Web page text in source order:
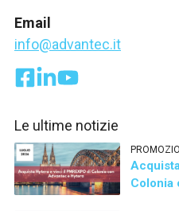
Email
info@advantec.it
Le ultime notizie
Colonia